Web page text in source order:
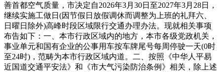
善首都空气质量，市决定自2026年3月30日至2027年3月28日，
继续实施工做日(因节假日放假调休而调整为上班的礼拜六、
日曜日除外)高峰时段区域限行交通办理办法。现就相关事项
布告如下：一、本市行政区域内的地方，本市各级党政机关，
事业单元和国有企业的公事用车按车牌尾号每周停驶一天(0时
至24时)，范畴为本市行政区域内道。二、按照《中华人平易
近国道交通平安法》和《市大气污染防治条例》相关，除上述